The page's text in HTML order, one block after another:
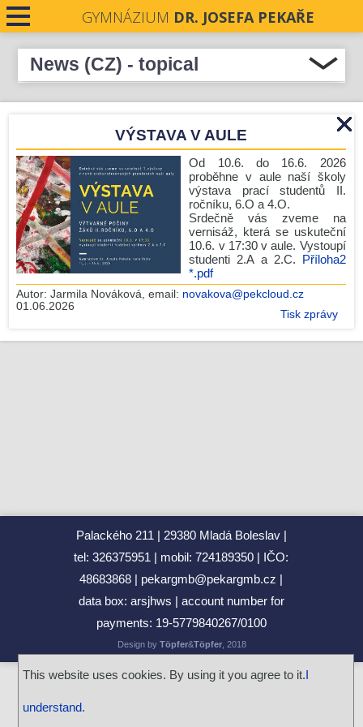
GYMNÁZIUM DR. JOSEFA PEKAŘE
NEWS
CONTACTS
This website uses cookies. By using it you agree to it.I
understand.
News (CZ) - topical
Středočeského kraje 2026
Pečeti Josefa Pekaře rozdány
Krásné prožití letních prázdnin.
Nové číslo Student revue je zde!
Zámecká premiéra
Komisionální zkoušky - podzim 2026
Úřední hodiny o prázdninách
Zlín
Mannheim Exchange 2026
Maturita 2026 - podzim
Věda v ulicích 2026: Barevná věda oživí park Výstaviště
Jediný český tým s medailí!
Srdcem na start, pomocí do cíle! Run and Help 2026 se
Archiv news (CZ)
RSS
VÝSTAVA V AULE
Od 10.6. do 16.6. 2026
proběhne v aule naší školy
výstava prací studentů II.
ročníku, 6.O a 4.O.
Srdečně vás zveme na
vernisáž, která se uskuteční
10.6. v 17:30 v aule. Vystoupí
studenti 2.A a 2.C.
Příloha2
*.pdf
Autor: Jarmila Nováková, email: novakova@pekcloud.cz
01.06.2026
Tisk zprávy
Palackého 211
29380 Mladá Boleslav
tel: 326375951
mobil: 724189350
IČO:
48683868
pekargmb@pekargmb.cz
data box: arsjhws
account number for
payments: 19‑5779840267/0100
Design by Töpfer&Töpfer, 2018